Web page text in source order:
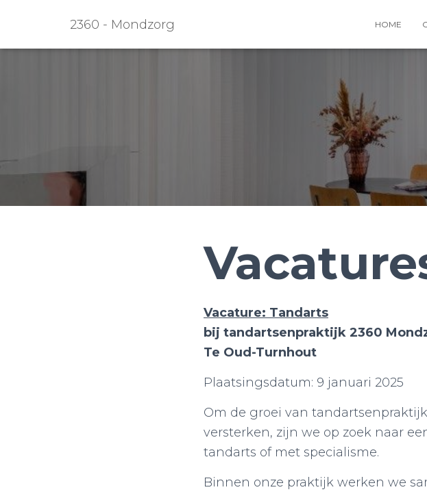
2360 - Mondzorg HOME
Vacature: Tandarts
bij tandartsenpraktijk 2360
Te Oud-Turnhout
Plaatsingsdatum: 9 januari 2025
Om de groei van
versterken, zijn we op zoek naar
tandarts of met specialisme.
Binnen onze praktijk werken we